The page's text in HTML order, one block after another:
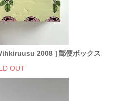
2008 ] 郵便ボックス
OUT